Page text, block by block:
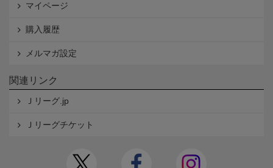
マイページ
購入履歴
メルマガ設定
関連リンク
Ｊリーグ.jp
Ｊリーグチケット